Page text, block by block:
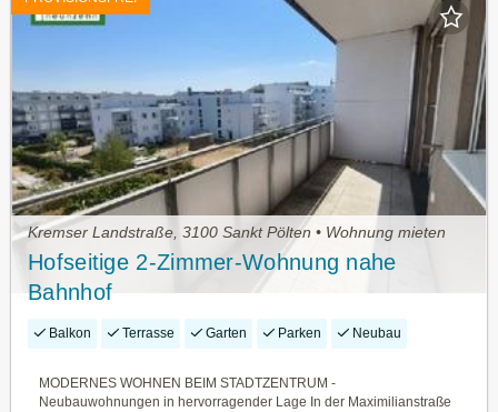
Kremser Landstraße, 3100 Sankt Pölten • Wohnung mieten
Hofseitige 2-Zimmer-Wohnung nahe
Bahnhof
Balkon Terrasse Garten Parken Neubau
MODERNES WOHNEN BEIM STADTZENTRUM -
Neubauwohnungen in hervorragender Lage In der Maximilianstraße